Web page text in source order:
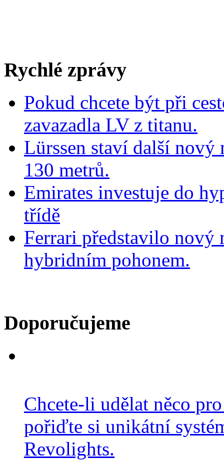
Rychlé zprávy
Pokud chcete být při
zavazadla LV z titanu.
Lürssen staví další nový
130 metrů.
Emirates investuje do
třídě
Ferrari představilo nový
hybridním pohonem.
Doporučujeme
Chcete-li udělat něco
pořiďte si unikátní
Revolights.